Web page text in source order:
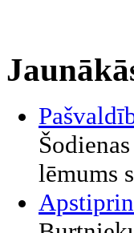
lēmums